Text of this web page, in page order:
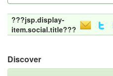
???jsp.display-
item.social.title???
Discover